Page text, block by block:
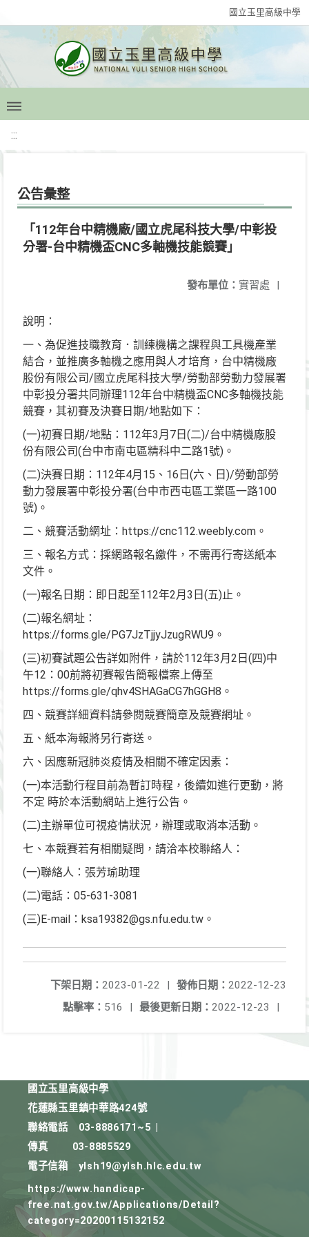
國立玉里高級中學
:::
公告彙整
「112年台中精機廠/國立虎尾科技大學/中彰投
分署-台中精機盃CNC多軸機技能競賽」
發布單位： 實習處 |
說明：
一、為促進技職教育．訓練機構之課程與工具機產業
結合，並推廣多軸機之應用與人才培育，台中精機廠
股份有限公司/國立虎尾科技大學/勞動部勞動力發展署
中彰投分署共同辦理112年台中精機盃CNC多軸機技能
競賽，其初賽及決賽日期/地點如下：
(一)初賽日期/地點：112年3月7日(二)/台中精機廠股
份有限公司(台中市南屯區精科中二路1號)。
(二)決賽日期：112年4月15、16日(六、日)/勞動部勞
動力發展署中彰投分署(台中市西屯區工業區一路100
號)。
二、競賽活動網址：https://cnc112.weebly.com。
三、報名方式：採網路報名繳件，不需再行寄送紙本
文件。
(一)報名日期：即日起至112年2月3日(五)止。
(二)報名網址：
https://forms.gle/PG7JzTjjyJzugRWU9。
(三)初賽試題公告詳如附件，請於112年3月2日(四)中
午12：00前將初賽報告簡報檔案上傳至
https://forms.gle/qhv4SHAGaCG7hGGH8。
四、競賽詳細資料請參閱競賽簡章及競賽網址。
五、紙本海報將另行寄送。
六、因應新冠肺炎疫情及相關不確定因素：
(一)本活動行程目前為暫訂時程，後續如進行更動，將
不定 時於本活動網站上進行公告。
(二)主辦單位可視疫情狀況，辦理或取消本活動。
七、本競賽若有相關疑問，請洽本校聯絡人：
(一)聯絡人：張芳瑜助理
(二)電話：05-631-3081
(三)E-mail：ksa19382@gs.nfu.edu.tw。
發佈日期： 2022-12-23
下架日期： 2023-01-22
|
最後更新日期： 2022-12-23 |
點擊率： 516 |
國立玉里高級中學
花蓮縣玉里鎮中華路424號
聯絡電話
03-8886171~5
傳真
03-8885529
電子信箱
ylsh19@ylsh.hlc.edu.tw
https://www.handicap-
free.nat.gov.tw/Applications/Detail?
category=20200115132152